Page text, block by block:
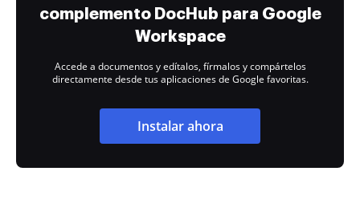
complemento DocHub para Google
Workspace
Accede a documentos y edítalos, fírmalos y compártelos
directamente desde tus aplicaciones de Google favoritas.
Instalar ahora